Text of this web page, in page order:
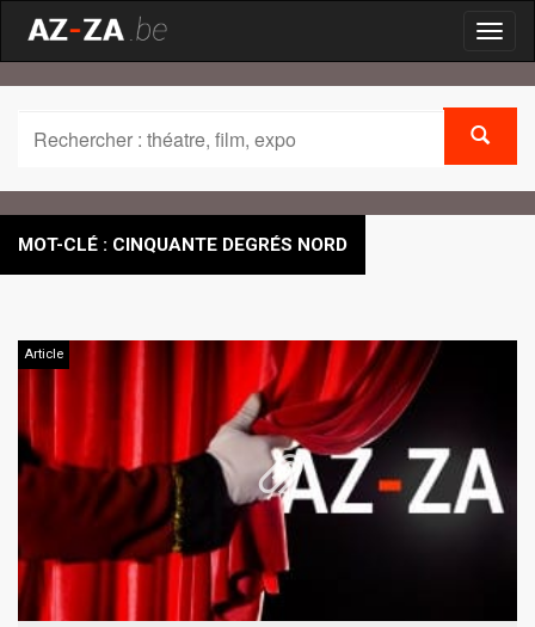
MOT-CLÉ : CINQUANTE DEGRÉS NORD
Article